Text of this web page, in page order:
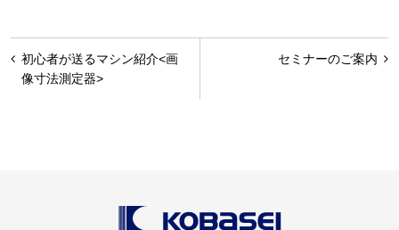
投
稿
セミナーのご案内
初心者が送るマシン紹介<画
像寸法測定器>